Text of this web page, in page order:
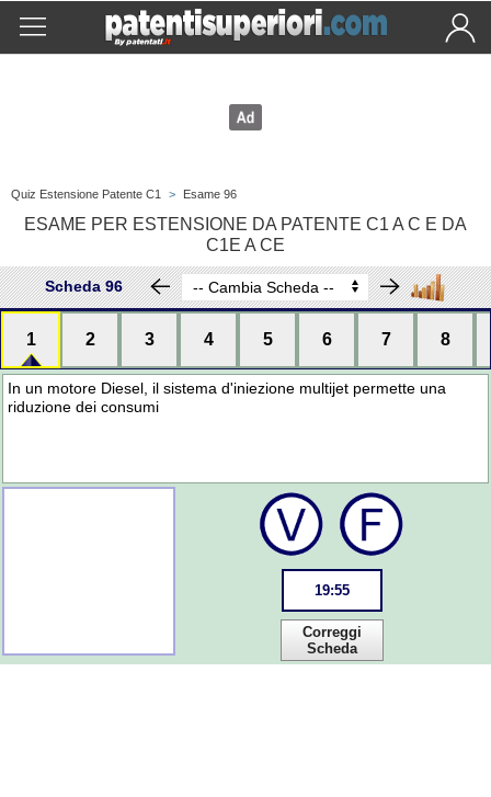
Quiz Estensione Patente C1 > Esame 96
ESAME PER ESTENSIONE DA PATENTE C1 A C E DA
C1E A CE
Scheda 96
1 2 3 4 5 6 7 8
In un motore Diesel, il sistema d'iniezione multijet permette una
riduzione dei consumi
19:55
Correggi
Scheda